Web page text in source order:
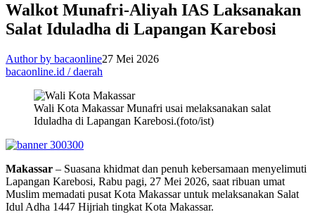
Walkot Munafri-Aliyah IAS Laksanakan
Salat Iduladha di Lapangan Karebosi
Author by bacaonline27 Mei 2026
bacaonline.id / daerah
Wali Kota Makassar Munafri usai melaksanakan salat
Iduladha di Lapangan Karebosi.(foto/ist)
Makassar – Suasana khidmat dan penuh kebersamaan menyelimuti
Lapangan Karebosi, Rabu pagi, 27 Mei 2026, saat ribuan umat
Muslim memadati pusat Kota Makassar untuk melaksanakan Salat
Idul Adha 1447 Hijriah tingkat Kota Makassar.